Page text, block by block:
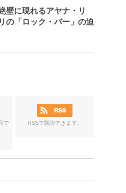
壁に現れるアヤナ・リ
の「ロック・バー」の迫
で RSSで購読できます。